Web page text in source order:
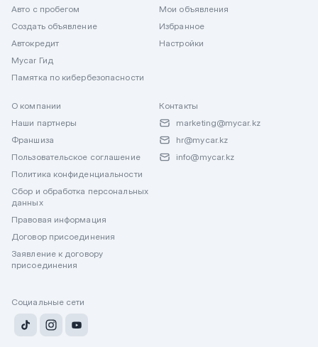
Авто с пробегом
Создать объявление
Автокредит
Mycar Гид
Памятка по кибербезопасности
Мои объявления
Избранное
Настройки
О компании
Наши партнеры
Франшиза
Пользовательское соглашение
Политика конфиденциальности
Сбор и обработка персональных
данных
Правовая информация
Договор присоединения
Заявление к договору
присоединения
Контакты
marketing@mycar.kz
hr@mycar.kz
info@mycar.kz
Социальные сети